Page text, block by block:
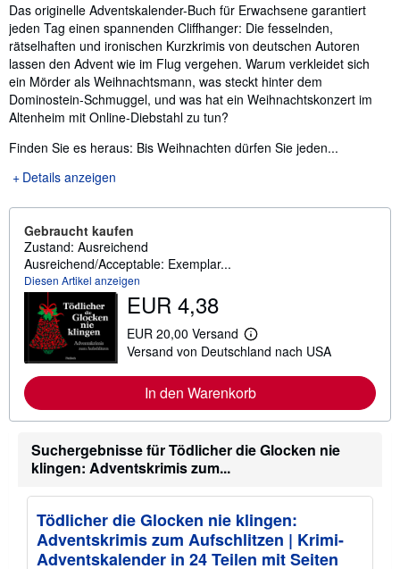
Das originelle Adventskalender-Buch für Erwachsene garantiert
jeden Tag einen spannenden Cliffhanger: Die fesselnden,
rätselhaften und ironischen Kurzkrimis von deutschen Autoren
lassen den Advent wie im Flug vergehen. Warum verkleidet sich
ein Mörder als Weihnachtsmann, was steckt hinter dem
Dominostein-Schmuggel, und was hat ein Weihnachtskonzert im
Altenheim mit Online-Diebstahl zu tun?
Finden Sie es heraus: Bis Weihnachten dürfen Sie jeden...
Details anzeigen
Gebraucht kaufen
Zustand: Ausreichend
Ausreichend/Acceptable: Exemplar...
Diesen Artikel anzeigen
EUR 4,38
EUR 20,00 Versand
W
e
t
e
e
n
f
m
a
t
i
o
Versand von Deutschland nach USA
In den Warenkorb
Suchergebnisse für Tödlicher die Glocken nie
klingen: Adventskrimis zum...
Tödlicher die Glocken nie klingen:
Adventskrimis zum Aufschlitzen | Krimi-
Adventskalender in 24 Teilen mit Seiten